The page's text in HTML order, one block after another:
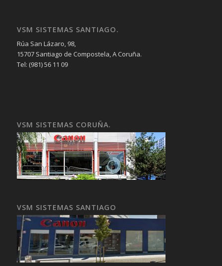
VSM SISTEMAS SANTIAGO.
Rúa San Lázaro, 98,
15707 Santiago de Compostela, A Coruña.
Tel: (981) 56 11 09
VSM SISTEMAS CORUÑA.
VSM SISTEMAS SANTIAGO